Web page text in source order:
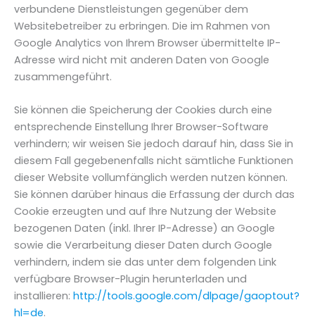
verbundene Dienstleistungen gegenüber dem
Websitebetreiber zu erbringen. Die im Rahmen von
Google Analytics von Ihrem Browser übermittelte IP-
Adresse wird nicht mit anderen Daten von Google
zusammengeführt.
Sie können die Speicherung der Cookies durch eine
entsprechende Einstellung Ihrer Browser-Software
verhindern; wir weisen Sie jedoch darauf hin, dass Sie in
diesem Fall gegebenenfalls nicht sämtliche Funktionen
dieser Website vollumfänglich werden nutzen können.
Sie können darüber hinaus die Erfassung der durch das
Cookie erzeugten und auf Ihre Nutzung der Website
bezogenen Daten (inkl. Ihrer IP-Adresse) an Google
sowie die Verarbeitung dieser Daten durch Google
verhindern, indem sie das unter dem folgenden Link
verfügbare Browser-Plugin herunterladen und
installieren: http://tools.google.com/dlpage/gaoptout?
hl=de.